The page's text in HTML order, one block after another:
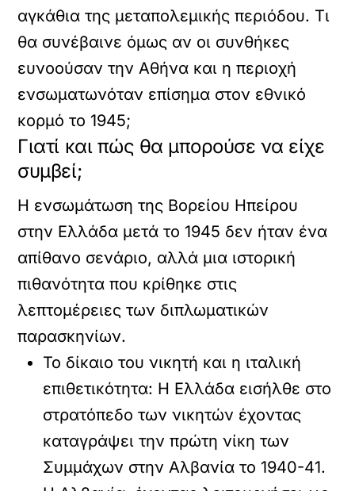
αγκάθια της μεταπολεμικής περιόδου. Τι
θα συνέβαινε όμως αν οι συνθήκες
ευνοούσαν την Αθήνα και η περιοχή
ενσωματωνόταν επίσημα στον εθνικό
κορμό το 1945;
Γιατί και πώς θα μπορούσε να είχε
συμβεί;
Η ενσωμάτωση της Βορείου Ηπείρου
στην Ελλάδα μετά το 1945 δεν ήταν ένα
απίθανο σενάριο, αλλά μια ιστορική
πιθανότητα που κρίθηκε στις
λεπτομέρειες των διπλωματικών
παρασκηνίων.
Το δίκαιο του νικητή και η ιταλική
επιθετικότητα: Η Ελλάδα εισήλθε στο
στρατόπεδο των νικητών έχοντας
καταγράψει την πρώτη νίκη των
Συμμάχων στην Αλβανία το 1940-41.